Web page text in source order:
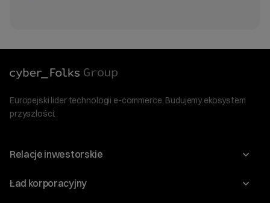
Europejski lider technologii e-commerce. Budujemy ekosystem
przyszłości.
Relacje inwestorskie
Raporty
Ład korporacyjny